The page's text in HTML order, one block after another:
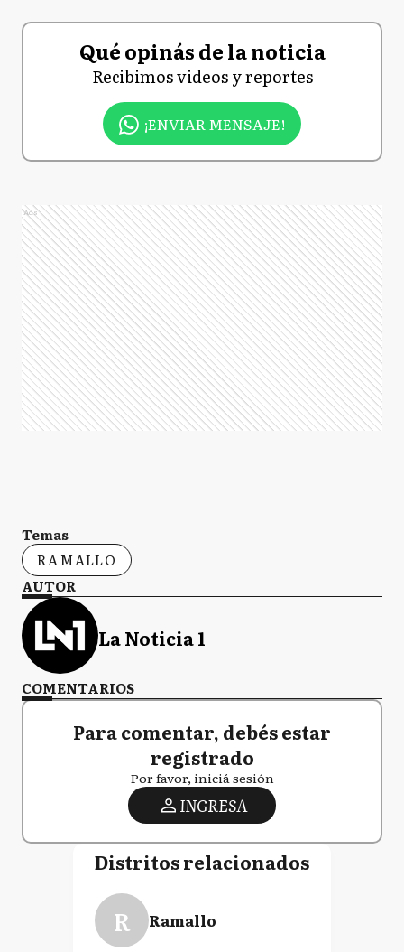
Qué opinás de la noticia
Recibimos videos y reportes
¡ENVIAR MENSAJE!
Ads
Temas
RAMALLO
AUTOR
La Noticia 1
COMENTARIOS
Para comentar, debés estar
registrado
Por favor, iniciá sesión
INGRESA
Distritos relacionados
R Ramallo